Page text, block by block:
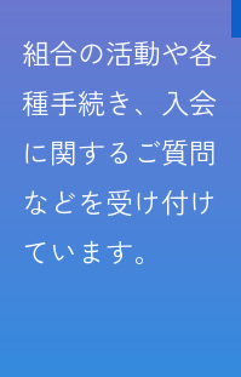
組合の活動や各
種手続き、入会
に関するご質問
などを受け付け
ています。